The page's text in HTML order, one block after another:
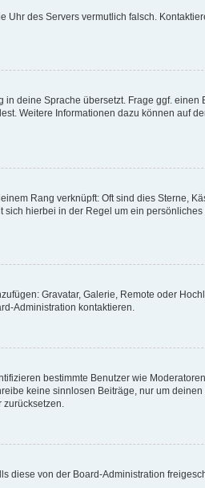
des Servers vermutlich falsch.
deine Sprache übersetzt. Frage ggf. einen
Weitere Informationen dazu können auf
Rang verknüpft: Oft sind dies Sterne,
hierbei in der Regel um ein
Gravatar, Galerie, Remote oder
Administration kontaktieren.
bestimmte Benutzer wie
keine sinnlosen Beiträge, nur um
diese von der Board-Administration